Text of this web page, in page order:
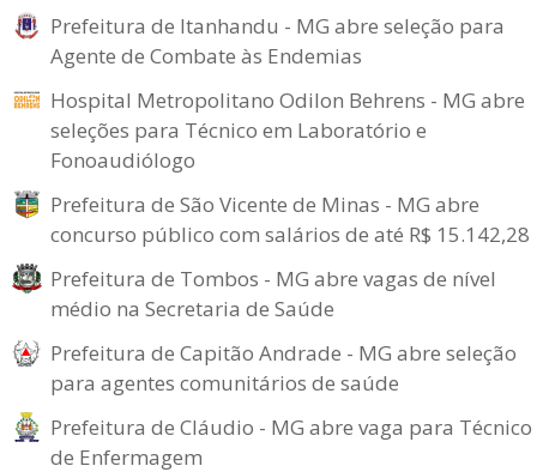
Prefeitura de Itanhandu - MG abre seleção para
Agente de Combate às Endemias
Hospital Metropolitano Odilon Behrens - MG abre
seleções para Técnico em Laboratório e
Fonoaudiólogo
Prefeitura de São Vicente de Minas - MG abre
concurso público com salários de até R$ 15.142,28
Prefeitura de Tombos - MG abre vagas de nível
médio na Secretaria de Saúde
Prefeitura de Capitão Andrade - MG abre seleção
para agentes comunitários de saúde
Prefeitura de Cláudio - MG abre vaga para Técnico
de Enfermagem